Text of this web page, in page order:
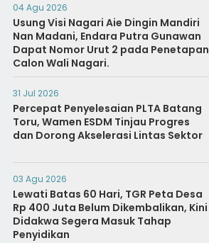
04 Agu 2026
Usung Visi Nagari Aie Dingin Mandiri
Nan Madani, Endara Putra Gunawan
Dapat Nomor Urut 2 pada Penetapan
Calon Wali Nagari.
31 Jul 2026
Percepat Penyelesaian PLTA Batang
Toru, Wamen ESDM Tinjau Progres
dan Dorong Akselerasi Lintas Sektor
03 Agu 2026
Lewati Batas 60 Hari, TGR Peta Desa
Rp 400 Juta Belum Dikembalikan, Kini
Didakwa Segera Masuk Tahap
Penyidikan